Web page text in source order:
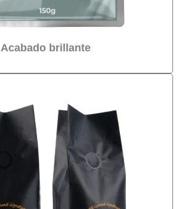
Acabado brillante